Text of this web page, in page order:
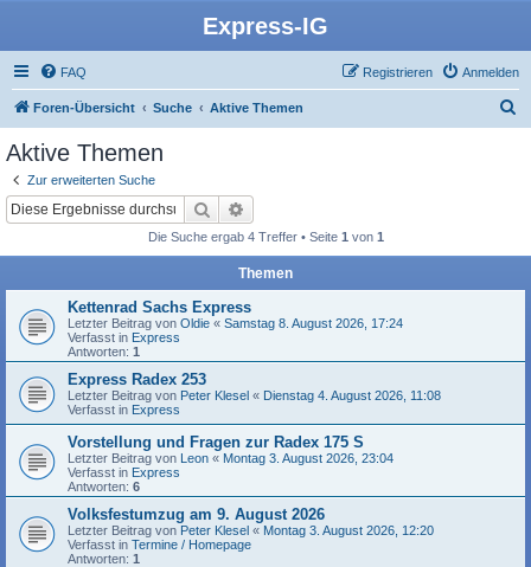
Express-IG
FAQ Anmelden
Registrieren
Foren-Übersicht Suche Aktive Themen
Aktive Themen
Zur erweiterten Suche
Suche
Die Suche ergab 4 Treffer • Seite 1 von 1
Themen
Kettenrad Sachs Express
Letzter Beitrag von Oldie « Samstag 8. August 2026, 17:24
Verfasst in Express
Antworten: 1
Express Radex 253
Letzter Beitrag von Peter Klesel « Dienstag 4. August 2026, 11:08
Verfasst in Express
Vorstellung und Fragen zur Radex 175 S
Letzter Beitrag von Leon « Montag 3. August 2026, 23:04
Verfasst in Express
Antworten: 6
Volksfestumzug am 9. August 2026
Letzter Beitrag von Peter Klesel « Montag 3. August 2026, 12:20
Verfasst in Termine / Homepage
Antworten: 1